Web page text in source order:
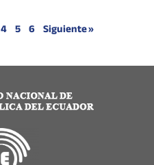
4 5 6 Siguiente »